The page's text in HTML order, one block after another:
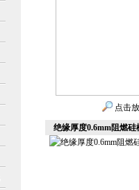
点击
绝缘厚度0.6mm阻燃